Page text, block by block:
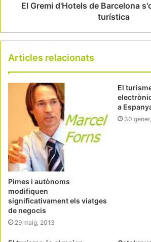
El Gremi d'Hotels de Barcelona
turística
Articles relacionats
Pimes i autònoms
modifiquen
significativament els viatges
de negocis
29 maig, 2013
El
a
30